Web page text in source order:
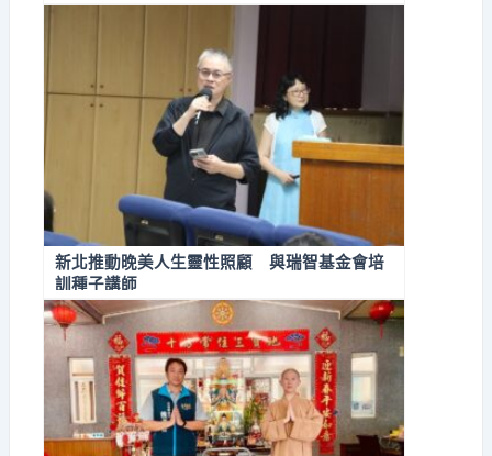
新北推動晚美人生靈性照顧 與瑞智基金會培
訓種子講師